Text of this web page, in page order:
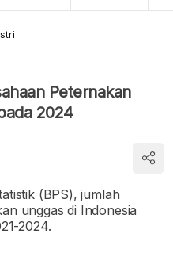
Peternakan
2024
(BPS), jumlah
unggas di Indonesia
2024.